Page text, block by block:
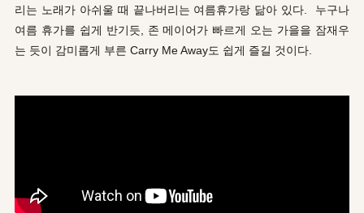
리는 노래가 아쉬울 때 끝나버리는 여름휴가랑 닮아 있다. 누구나
여름 휴가를 쉽게 반기듯, 존 메이어가 빠르게 오는 가을을 잠재우
는 듯이 감미롭게 부른 Carry Me Away도 쉽게 즐길 것이다.